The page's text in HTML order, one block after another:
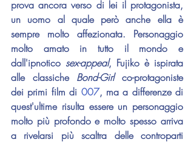
prova ancora verso di lei il protagonista,
un uomo al quale però anche ella è
sempre molto affezionata. Personaggio
molto amato in tutto il mondo e
dall'ipnotico sex-appeal, Fujiko è ispirata
alle classiche Bond-Girl co-protagoniste
dei primi film di 007, ma a differenze di
quest'ultime risulta essere un personaggio
molto più profondo e molto spesso arriva
a rivelarsi più scaltra delle controparti